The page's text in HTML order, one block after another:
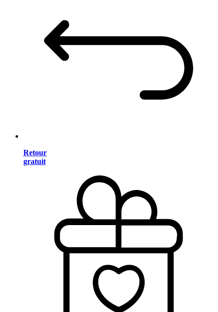
Retour
gratuit